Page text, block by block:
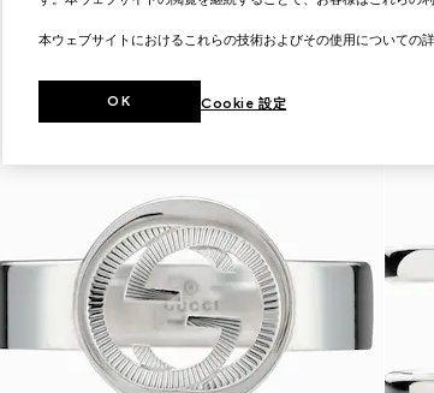
本ウェブサイトにおけるこれらの技術およびその使用についての
Cookie 設定
OK